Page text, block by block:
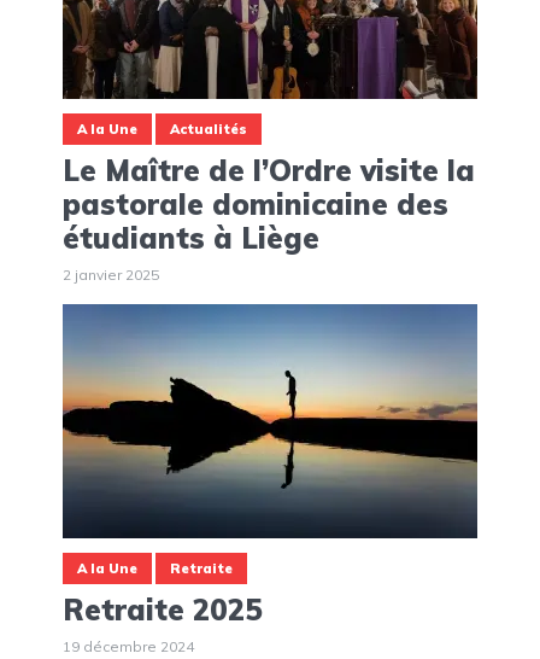
A la Une Actualités
Le Maître de l’Ordre visite la
pastorale dominicaine des
étudiants à Liège
2 janvier 2025
A la Une Retraite
Retraite 2025
19 décembre 2024